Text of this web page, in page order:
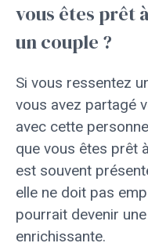
vous êtes prêt
un couple ?
Si vous ressentez
vous avez partagé
avec cette
que vous êtes prêt
est souvent
elle ne doit pas
pourrait devenir
enrichissante.